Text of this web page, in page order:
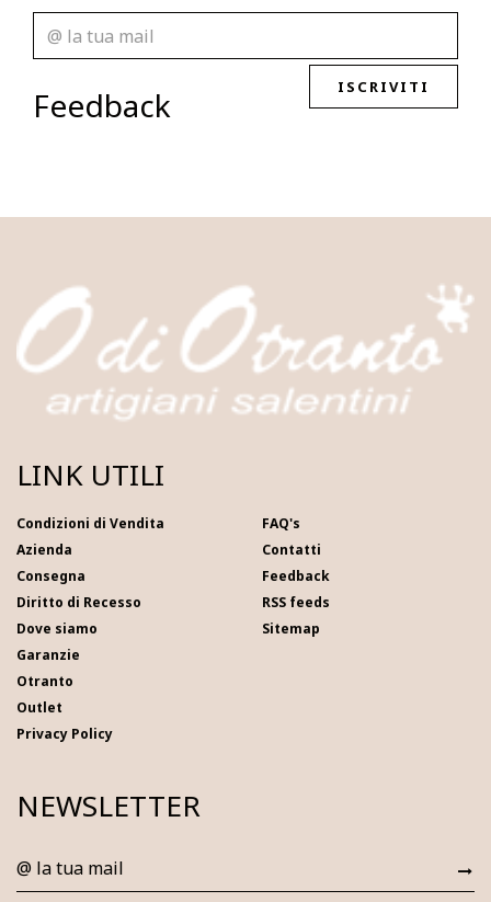
ISCRIVITI
Feedback
LINK UTILI
Condizioni di Vendita
Azienda
Consegna
Diritto di Recesso
Dove siamo
Garanzie
Otranto
Outlet
Privacy Policy
FAQ's
Contatti
Feedback
RSS feeds
Sitemap
NEWSLETTER